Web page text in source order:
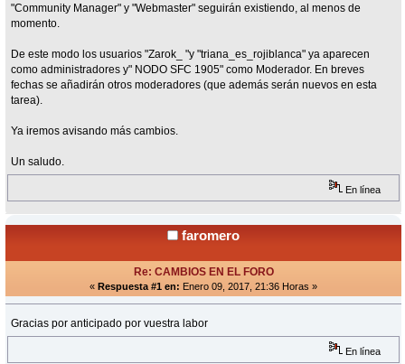
"Community Manager" y "Webmaster" seguirán existiendo, al menos de
momento.
De este modo los usuarios "Zarok_ "y "triana_es_rojiblanca" ya aparecen
como administradores y" NODO SFC 1905" como Moderador. En breves
fechas se añadirán otros moderadores (que además serán nuevos en esta
tarea).
Ya iremos avisando más cambios.
Un saludo.
En línea
faromero
Re: CAMBIOS EN EL FORO
« Respuesta #1 en: Enero 09, 2017, 21:36 Horas »
Gracias por anticipado por vuestra labor
En línea